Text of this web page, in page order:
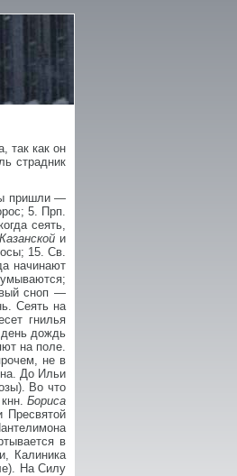
так как он
страдник
пришли —
5. Прп.
сеять,
Казанской и
15. Св.
начинают
сноп —
Сеять на
гнилья
дождь
на поле.
не в
До Ильи
Во что
кнн.Бориса
в
Калиника
На Силу